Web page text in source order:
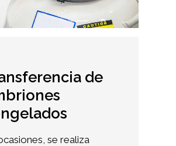
de
se realiza